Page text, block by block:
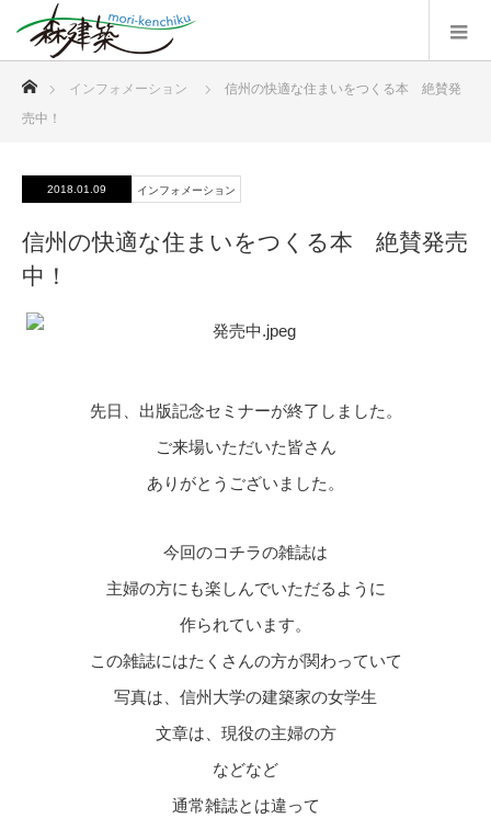
インフォメーション
信州の快適な住まいをつくる本 絶賛発
売中！
2018.01.09 インフォメーション
信州の快適な住まいをつくる本 絶賛発売
中！
先日、出版記念セミナーが終了しました。
ご来場いただいた皆さん
ありがとうございました。
今回のコチラの雑誌は
主婦の方にも楽しんでいただるように
作られています。
この雑誌にはたくさんの方が関わっていて
写真は、信州大学の建築家の女学生
文章は、現役の主婦の方
などなど
通常雑誌とは違って